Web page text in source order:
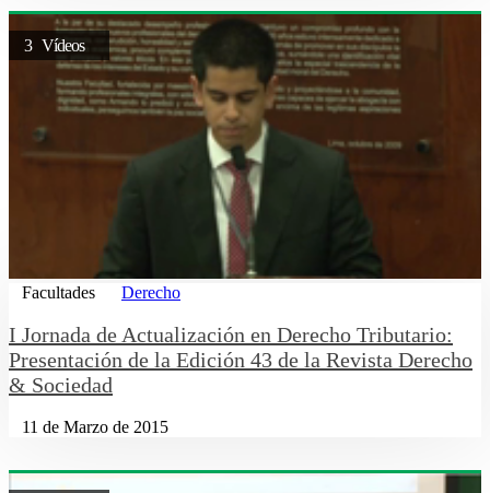
3 Vídeos
Facultades Derecho
I Jornada de Actualización en Derecho Tributario:
Presentación de la Edición 43 de la Revista Derecho
& Sociedad
11 de Marzo de 2015